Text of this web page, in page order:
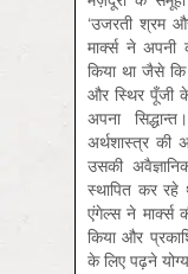
‘उजरती श्रम
मार्क्स ने
किया था जैसे कि
और स्थिर पूँजी
अपना
अर्थशास्त्र की
उसकी
स्थापित कर
एंगेल्स ने मार्क्स
किया और
के लिए पढ़ने